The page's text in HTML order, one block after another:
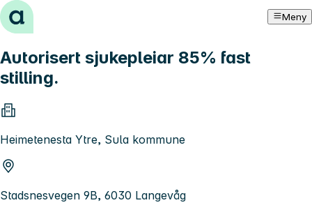
Hopp til innhold Meny
Autorisert sjukepleiar 85% fast
stilling.
Heimetenesta Ytre, Sula kommune
Stadsnesvegen 9B, 6030 Langevåg